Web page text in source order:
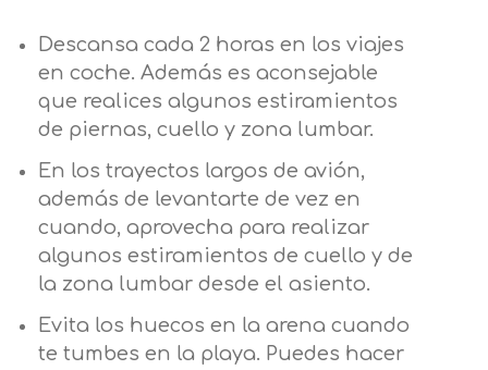
Descansa cada 2 horas en los viajes
en coche. Además es aconsejable
que realices algunos estiramientos
de piernas, cuello y zona lumbar.
En los trayectos largos de avión,
además de levantarte de vez en
cuando, aprovecha para realizar
algunos estiramientos de cuello y de
la zona lumbar desde el asiento.
Evita los huecos en la arena cuando
te tumbes en la playa. Puedes hacer